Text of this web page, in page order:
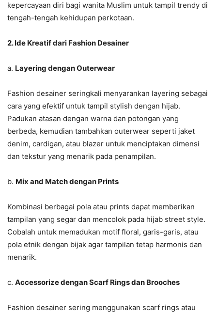
kepercayaan diri bagi wanita Muslim untuk tampil trendy di
tengah-tengah kehidupan perkotaan.
2. Ide Kreatif dari Fashion Desainer
a. Layering dengan Outerwear
Fashion desainer seringkali menyarankan layering sebagai
cara yang efektif untuk tampil stylish dengan hijab.
Padukan atasan dengan warna dan potongan yang
berbeda, kemudian tambahkan outerwear seperti jaket
denim, cardigan, atau blazer untuk menciptakan dimensi
dan tekstur yang menarik pada penampilan.
b. Mix and Match dengan Prints
Kombinasi berbagai pola atau prints dapat memberikan
tampilan yang segar dan mencolok pada hijab street style.
Cobalah untuk memadukan motif floral, garis-garis, atau
pola etnik dengan bijak agar tampilan tetap harmonis dan
menarik.
c. Accessorize dengan Scarf Rings dan Brooches
Fashion desainer sering menggunakan scarf rings atau